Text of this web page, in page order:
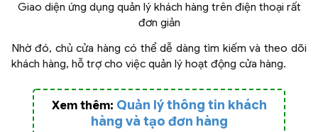
Giao diện ứng dụng quản lý khách hàng trên điện thoại rất
đơn giản
Nhờ đó, chủ cửa hàng có thể dễ dàng tìm kiếm và theo dõi
khách hàng, hỗ trợ cho việc quản lý hoạt động cửa hàng.
Xem thêm: Quản lý thông tin khách
hàng và tạo đơn hàng